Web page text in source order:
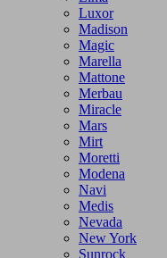
Luxor
Madison
Magic
Marella
Mattone
Merbau
Miracle
Mars
Mirt
Moretti
Modena
Navi
Medis
Nevada
New York
Sunrock